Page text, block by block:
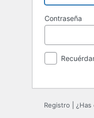
Contraseña
Registro ¿Has